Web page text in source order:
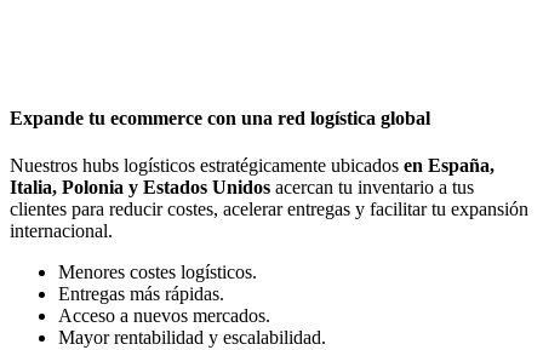
Expande tu ecommerce con una red logística global
Nuestros hubs logísticos estratégicamente ubicados en España,
Italia, Polonia y Estados Unidos acercan tu inventario a tus
clientes para reducir costes, acelerar entregas y facilitar tu expansión
internacional.
Menores costes logísticos.
Entregas más rápidas.
Acceso a nuevos mercados.
Mayor rentabilidad y escalabilidad.